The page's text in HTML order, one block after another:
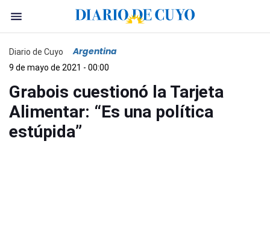
Diario de Cuyo Argentina
9 de mayo de 2021 - 00:00
Grabois cuestionó la Tarjeta
Alimentar: “Es una política
estúpida”